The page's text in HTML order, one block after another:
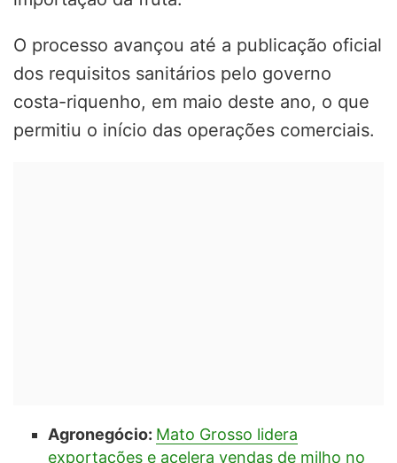
O processo avançou até a publicação oficial
dos requisitos sanitários pelo governo
costa-riquenho, em maio deste ano, o que
permitiu o início das operações comerciais.
Agronegócio: Mato Grosso lidera
exportações e acelera vendas de milho no